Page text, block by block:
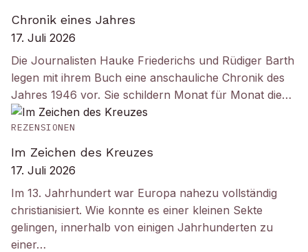
Chronik eines Jahres
17. Juli 2026
Die Journalisten Hauke Friederichs und Rüdiger Barth
legen mit ihrem Buch eine anschauliche Chronik des
Jahres 1946 vor. Sie schildern Monat für Monat die…
REZENSIONEN
Im Zeichen des Kreuzes
17. Juli 2026
Im 13. Jahrhundert war Europa nahezu vollständig
christianisiert. Wie konnte es einer kleinen Sekte
gelingen, innerhalb von einigen Jahrhunderten zu
einer…